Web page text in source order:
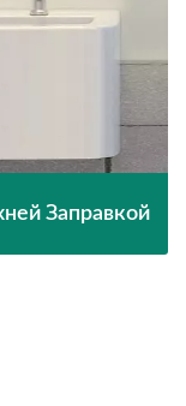
Заправкой